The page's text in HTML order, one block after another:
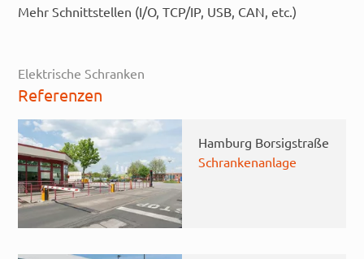
Mehr Schnittstellen (I/O, TCP/IP, USB, CAN, etc.)
Elektrische Schranken
Referenzen
Hamburg Borsigstraße
Schrankenanlage